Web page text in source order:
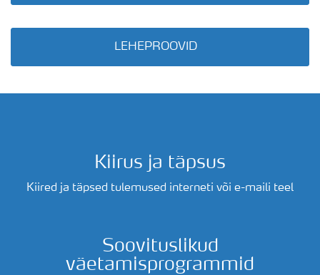
LEHEPROOVID
Kiirus ja täpsus
Kiired ja täpsed tulemused interneti või e-maili teel
Soovituslikud
väetamisprogrammid